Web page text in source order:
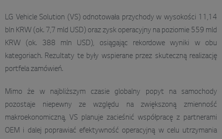
LG Vehicle Solution (VS) odnotowała przychody w wysokości 11,14
bln KRW (ok. 7,7 mld USD) oraz zysk operacyjny na poziomie 559 mld
KRW (ok. 388 mln USD), osiągając rekordowe wyniki w obu
kategoriach. Rezultaty te były wspierane przez skuteczną realizację
portfela zamówień.
Mimo że w najbliższym czasie globalny popyt na samochody
pozostaje niepewny ze względu na zwiększoną zmienność
makroekonomiczną, VS planuje zacieśnić współpracę z partnerami
OEM i dalej poprawiać efektywność operacyjną w celu utrzymania